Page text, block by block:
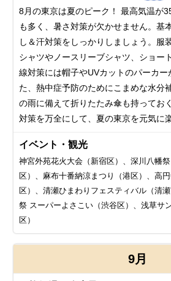
8月の東京は夏のピーク！ 最高気温が
も多く、暑さ対策が欠かせません。基
し＆汗対策をしっかりしましょう。服
シャツやノースリーブシャツ、ショー
線対策には帽子やUVカットのパーカー
た、熱中症予防のためにこまめな水分
の雨に備えて折りたたみ傘も持ってお
対策を万全にして、夏の東京を元気に
イベント・観光
神宮外苑花火大会（新宿区）、深川八幡
区）、麻布十番納涼まつり（港区）、高
区）、清瀬ひまわりフェスティバル（清
祭 スーパーよさこい（渋谷区）、浅草サ
区）
9月